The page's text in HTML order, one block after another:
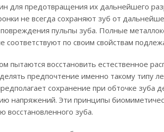
для предотвращения их дальнейшего
не всегда сохраняют зуб от
пульпы зуба. Полные
соответствуют по своим свойствам
пытаются восстановить естественное
предпочтение именно такому типу
сохранение при обточке
напряжений. Эти принципы
зуба.